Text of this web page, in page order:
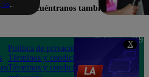
X
lo
Soy
Encuéntranos también en
Política de privacidad
Términos y condiciones
Términos y condiciones
Teléfono: 219
Av. San
Felipe 968